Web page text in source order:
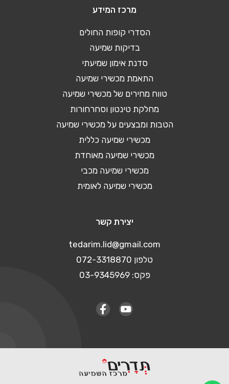
מרכז המידע
הסדרי קופות החולים
בדיקות שמיעה
סדנת אימון שמיעתי
התאמת מכשירי שמיעה
טווח מחירים של מכשירי שמיעה
מחלקת טינטון וסחרחורות
הטבות ומבצעים על מכשירי שמיעה
מכשירי שמיעה כללית
מכשירי שמיעה מאוחדת
מכשירי שמיעה מכבי
מכשירי שמיעה לאומית
יצירת קשר
tedarim.lid@gmail.com
טלפון 072-3318870
פקס: 03-9345969